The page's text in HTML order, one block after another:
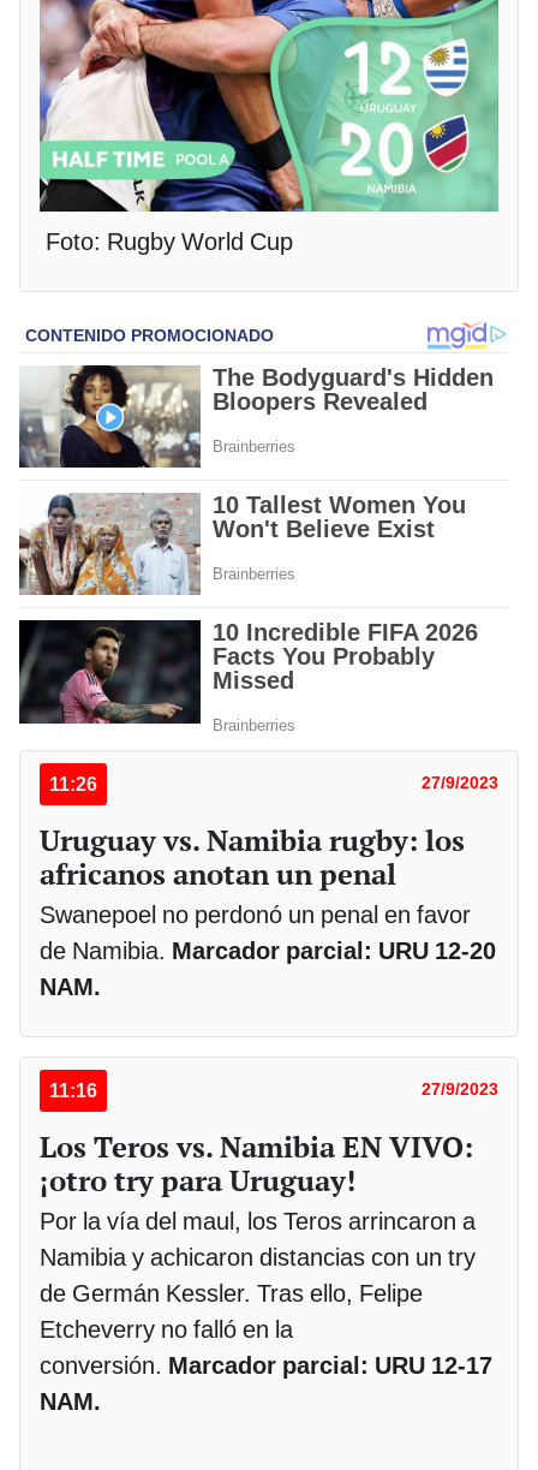
Foto: Rugby World Cup
11:26 27/9/2023
Uruguay vs. Namibia rugby: los
africanos anotan un penal
Swanepoel no perdonó un penal en favor
de Namibia. Marcador parcial: URU 12-20
NAM.
11:16 27/9/2023
Los Teros vs. Namibia EN VIVO:
¡otro try para Uruguay!
Por la vía del maul, los Teros arrincaron a
Namibia y achicaron distancias con un try
de Germán Kessler. Tras ello, Felipe
Etcheverry no falló en la
conversión. Marcador parcial: URU 12-17
NAM.